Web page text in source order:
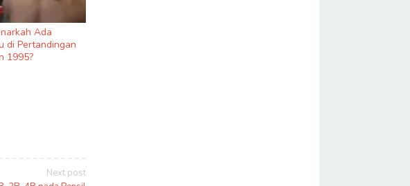
Ada
di Pertandingan
1995?
Next post